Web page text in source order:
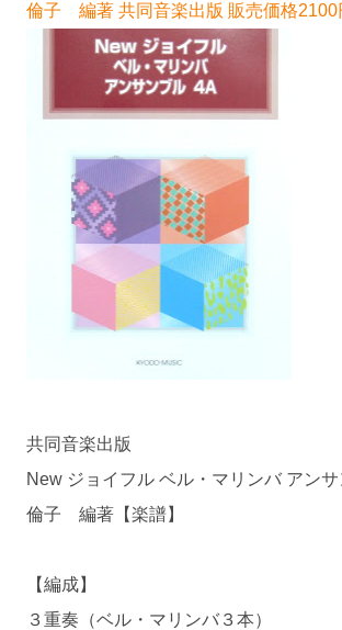
倫子 編著 共同音楽出版 販売価格2100
共同音楽出版
New ジョイフル ベル・マリンバ アンサ
倫子 編著【楽譜】
【編成】
３重奏（ベル・マリンバ３本）